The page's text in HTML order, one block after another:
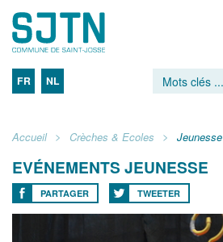
FR NL
Accueil Crèches & Ecoles Jeunesse
EVÉNEMENTS JEUNESSE
PARTAGER TWEETER